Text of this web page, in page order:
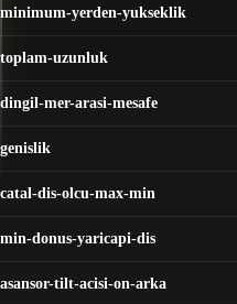
minimum-yerden-yukseklik
toplam-uzunluk
dingil-mer-arasi-mesafe
genislik
catal-dis-olcu-max-min
min-donus-yaricapi-dis
asansor-tilt-acisi-on-arka